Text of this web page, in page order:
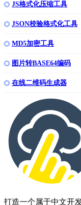
JS格式化压缩工具
JSON校验格式化工具
MD5加密工具
图片转BASE64编码
在线二维码生成器
打造一个属于中文开